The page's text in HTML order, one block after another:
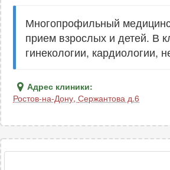
Многопрофильный
прием взрослых и детей. В
гинекологии, кардиологии,
Адрес клиники:
Ростов-на-Дону, Сержантова д.6